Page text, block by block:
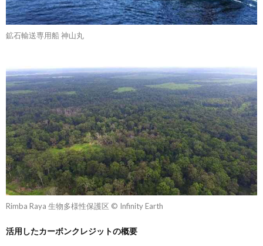
鉱石輸送専用船 神山丸
Rimba Raya 生物多様性保護区 © Infinity Earth
活用したカーボンクレジットの概要